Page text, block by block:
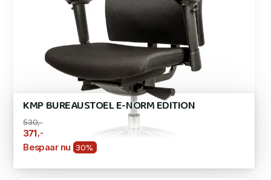
KMP BUREAUSTOEL E-NORM EDITION
530,-
371 ,-
Bespaar nu 30%